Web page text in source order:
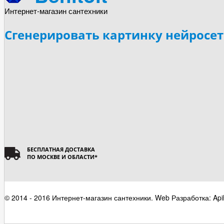
Интернет-магазин сантехники
Сгенерировать картинку
БЕСПЛАТНАЯ ДОСТАВКА
ПО МОСКВЕ И ОБЛАСТИ*
© 2014 - 2016 Интернет-магазин сантехники. Web Разработка: